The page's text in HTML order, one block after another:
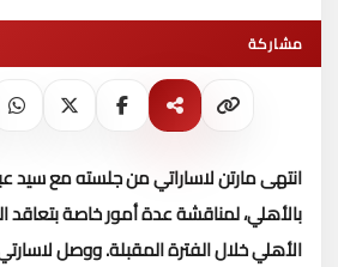
مشاركة
انتهى مارتن لاساراتي من جلسته مع سيد
بالأهلي، لمناقشة عدة أمور خاصة بتعاقد
الأهلي خلال الفترة المقبلة.ووصل